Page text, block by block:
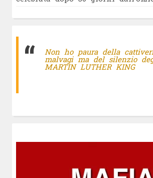
Non ho paura della
malvagi ma del silenzio
MARTIN LUTHER KING